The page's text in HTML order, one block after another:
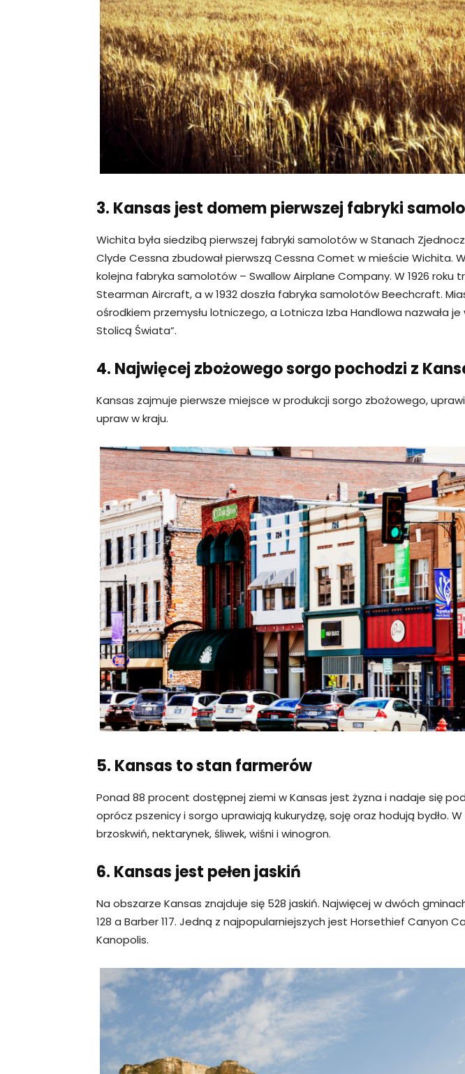
3. Kansas jest domem pierwszej fabryki
Wichita była siedzibą pierwszej fabryki samolotów w Stanach
Clyde Cessna zbudował pierwszą Cessna Comet w mieście Wichita.
kolejna fabryka samolotów – Swallow Airplane Company. W 1926 roku
Stearman Aircraft, a w 1932 doszła fabryka samolotów Beechcraft.
ośrodkiem przemysłu lotniczego, a Lotnicza Izba Handlowa nazwała je
Stolicą Świata”.
4. Najwięcej zbożowego sorgo pochodzi z
Kansas zajmuje pierwsze miejsce w produkcji sorgo zbożowego,
upraw w kraju.
5. Kansas to stan farmerów
Ponad 88 procent dostępnej ziemi w Kansas jest żyzna i nadaje się
oprócz pszenicy i sorgo uprawiają kukurydzę, soję oraz hodują bydło.
brzoskwiń, nektarynek, śliwek, wiśni i winogron.
6. Kansas jest pełen jaskiń
Na obszarze Kansas znajduje się 528 jaskiń. Najwięcej w dwóch
128 a Barber 117. Jedną z najpopularniejszych jest Horsethief Canyon
Kanopolis.